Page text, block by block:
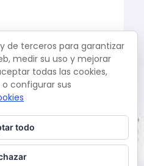
de terceros para garantizar
medir su uso y mejorar
todas las cookies,
configurar sus
todo